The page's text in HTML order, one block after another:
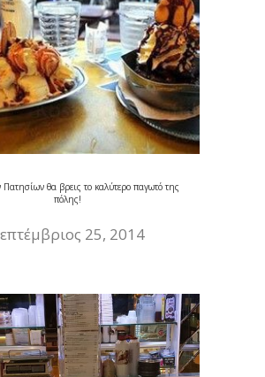
θα βρεις το καλύτερο παγωτό της
πόλης!
25, 2014